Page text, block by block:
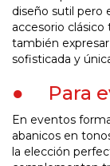
diseño sutil pero
accesorio
también
sofisticada y
● Para
En eventos
abanicos en
la elección